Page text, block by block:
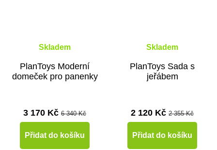
Skladem
PlanToys Moderní
domeček pro panenky
3 170 Kč 6 340 Kč
Přidat do košíku
Skladem
PlanToys Sada s
jeřábem
2 120 Kč 2 355 Kč
Přidat do košíku